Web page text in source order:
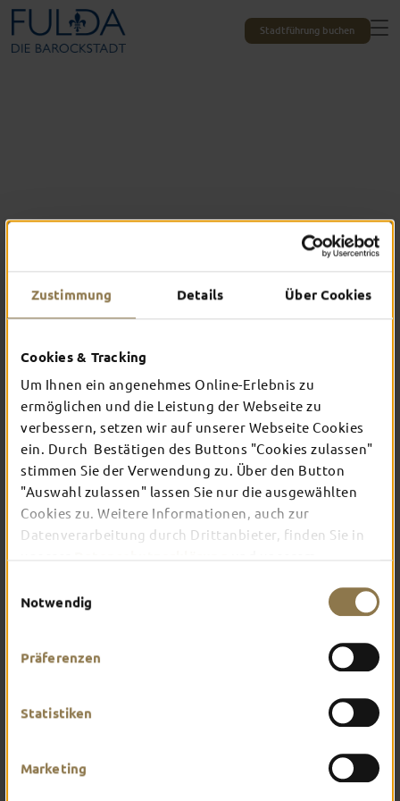
Zustimmung Details Über Cookies
Cookies & Tracking
Um Ihnen ein angenehmes Online-Erlebnis zu
ermöglichen und die Leistung der Webseite zu
verbessern, setzen wir auf unserer Webseite Cookies
ein. Durch Bestätigen des Buttons "Cookies zulassen"
stimmen Sie der Verwendung zu. Über den Button
"Auswahl zulassen" lassen Sie nur die ausgewählten
Cookies zu. Weitere Informationen, auch zur
Datenverarbeitung durch Drittanbieter, finden Sie in
Notwendig
Präferenzen
Statistiken
Marketing
Stadtführung buchen
Das erlebst du nur in Fulda
TOP-EVENTS
In Fulda ist irgendwo immer etwas los: Ob
Konzert, Musical, Erlebnis-Stadtführung oder
Theater – entdecke hier aktuelle Veranstaltungen
und Highlights in und um Fulda.